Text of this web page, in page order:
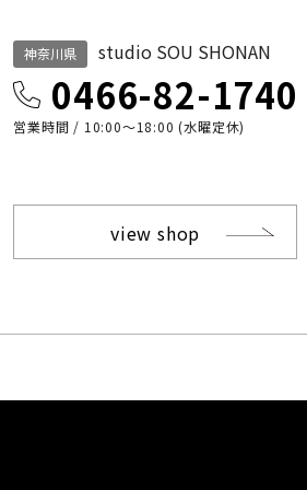
神奈川県 studio SOU SHONAN
0466-82-1740
営業時間 / 10:00〜18:00 (水曜定休)
view shop